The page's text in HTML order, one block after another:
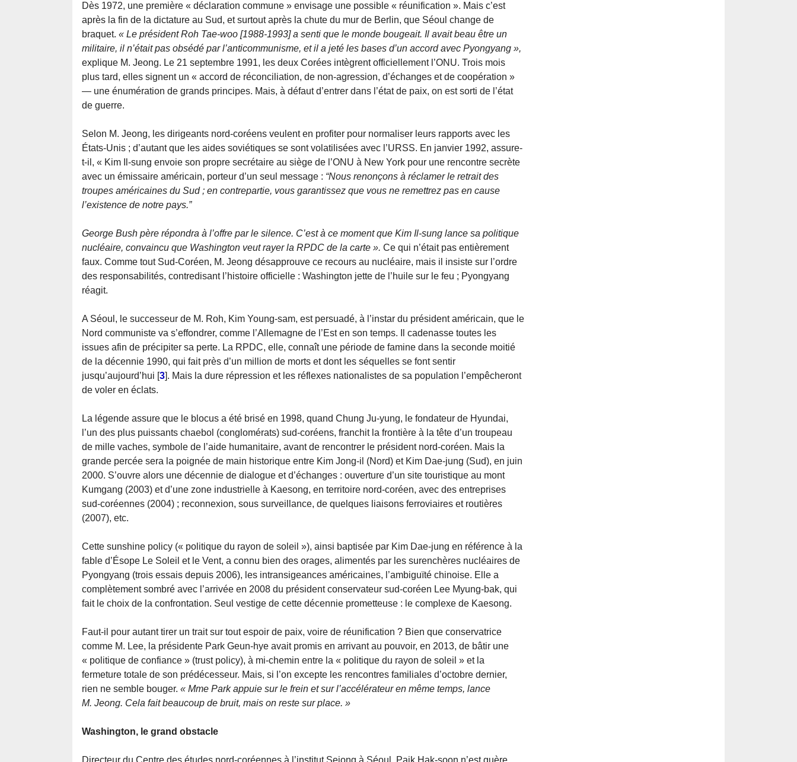
Dès 1972, une première « déclaration commune » envisage une possible « réunification ». Mais c’est
après la fin de la dictature au Sud, et surtout après la chute du mur de Berlin, que Séoul change de
braquet. « Le président Roh Tae-woo [1988-1993] a senti que le monde bougeait. Il avait beau être un
militaire, il n’était pas obsédé par l’anticommunisme, et il a jeté les bases d’un accord avec Pyongyang »,
explique M. Jeong. Le 21 septembre 1991, les deux Corées intègrent officiellement l’ONU. Trois mois
plus tard, elles signent un « accord de réconciliation, de non-agression, d’échanges et de coopération »
— une énumération de grands principes. Mais, à défaut d’entrer dans l’état de paix, on est sorti de l’état
de guerre.
Selon M. Jeong, les dirigeants nord-coréens veulent en profiter pour normaliser leurs rapports avec les
États-Unis ; d’autant que les aides soviétiques se sont volatilisées avec l’URSS. En janvier 1992, assure-
t-il, « Kim Il-sung envoie son propre secrétaire au siège de l’ONU à New York pour une rencontre secrète
avec un émissaire américain, porteur d’un seul message : “Nous renonçons à réclamer le retrait des
troupes américaines du Sud ; en contrepartie, vous garantissez que vous ne remettrez pas en cause
l’existence de notre pays.”
George Bush père répondra à l’offre par le silence. C’est à ce moment que Kim Il-sung lance sa politique
nucléaire, convaincu que Washington veut rayer la RPDC de la carte ». Ce qui n’était pas entièrement
faux. Comme tout Sud-Coréen, M. Jeong désapprouve ce recours au nucléaire, mais il insiste sur l’ordre
des responsabilités, contredisant l’histoire officielle : Washington jette de l’huile sur le feu ; Pyongyang
réagit.
A Séoul, le successeur de M. Roh, Kim Young-sam, est persuadé, à l’instar du président américain, que le
Nord communiste va s’effondrer, comme l’Allemagne de l’Est en son temps. Il cadenasse toutes les
issues afin de précipiter sa perte. La RPDC, elle, connaît une période de famine dans la seconde moitié
de la décennie 1990, qui fait près d’un million de morts et dont les séquelles se font sentir
jusqu’aujourd’hui [3]. Mais la dure répression et les réflexes nationalistes de sa population l’empêcheront
de voler en éclats.
La légende assure que le blocus a été brisé en 1998, quand Chung Ju-yung, le fondateur de Hyundai,
l’un des plus puissants chaebol (conglomérats) sud-coréens, franchit la frontière à la tête d’un troupeau
de mille vaches, symbole de l’aide humanitaire, avant de rencontrer le président nord-coréen. Mais la
grande percée sera la poignée de main historique entre Kim Jong-il (Nord) et Kim Dae-jung (Sud), en juin
2000. S’ouvre alors une décennie de dialogue et d’échanges : ouverture d’un site touristique au mont
Kumgang (2003) et d’une zone industrielle à Kaesong, en territoire nord-coréen, avec des entreprises
sud-coréennes (2004) ; reconnexion, sous surveillance, de quelques liaisons ferroviaires et routières
(2007), etc.
Cette sunshine policy (« politique du rayon de soleil »), ainsi baptisée par Kim Dae-jung en référence à la
fable d’Ésope Le Soleil et le Vent, a connu bien des orages, alimentés par les surenchères nucléaires de
Pyongyang (trois essais depuis 2006), les intransigeances américaines, l’ambiguïté chinoise. Elle a
complètement sombré avec l’arrivée en 2008 du président conservateur sud-coréen Lee Myung-bak, qui
fait le choix de la confrontation. Seul vestige de cette décennie prometteuse : le complexe de Kaesong.
Faut-il pour autant tirer un trait sur tout espoir de paix, voire de réunification ? Bien que conservatrice
comme M. Lee, la présidente Park Geun-hye avait promis en arrivant au pouvoir, en 2013, de bâtir une
« politique de confiance » (trust policy), à mi-chemin entre la « politique du rayon de soleil » et la
fermeture totale de son prédécesseur. Mais, si l’on excepte les rencontres familiales d’octobre dernier,
rien ne semble bouger. « Mme Park appuie sur le frein et sur l’accélérateur en même temps, lance
M. Jeong. Cela fait beaucoup de bruit, mais on reste sur place. »
Washington, le grand obstacle